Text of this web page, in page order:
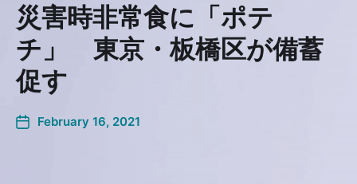
災害時非常食に「ポテ
チ」 東京・板橋区が備蓄
促す
February 16, 2021